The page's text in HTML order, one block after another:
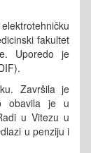
fakultet
Uporedo je
Završila je
obavila je u
u Vitezu u
u penziju i